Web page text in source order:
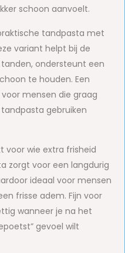
schoon aanvoelt.
tandpasta met
variant helpt bij de
ondersteunt een
te houden. Een
mensen die graag
gebruiken
voor wie extra frisheid
zorgt voor een langdurig
ideaal voor mensen
frisse adem. Fijn voor
wanneer je na het
gevoel wilt